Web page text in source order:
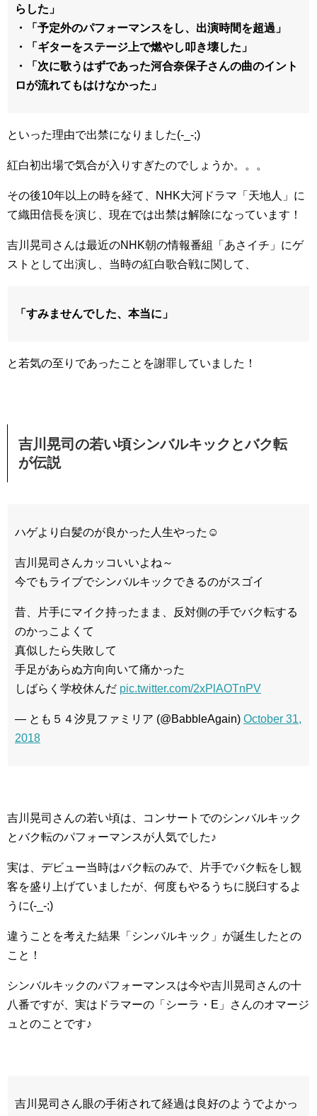
らした」
・「予定外のパフォーマンスをし、出演時間を超過」
・「ギターをステージ上で燃やし叩き壊した」
・「次に歌うはずであった河合奈保子さんの曲のイント
ロが流れてもはけなかった」
といった理由で出禁になりました(-_-;)
紅白初出場で気合が入りすぎたのでしょうか。。。
その後10年以上の時を経て、NHK大河ドラマ「天地人」に
て織田信長を演じ、現在では出禁は解除になっています！
吉川晃司さんは最近のNHK朝の情報番組「あさイチ」にゲ
ストとして出演し、当時の紅白歌合戦に関して、
「すみませんでした、本当に」
と若気の至りであったことを謝罪していました！
吉川晃司の若い頃シンバルキックとバク転
が伝説
ハゲより白髪のが良かった人生やった☺
吉川晃司さんカッコいいよね～
今でもライブでシンバルキックできるのがスゴイ
昔、片手にマイク持ったまま、反対側の手でバク転する
のかっこよくて
真似したら失敗して
手足があらぬ方向向いて痛かった
しばらく学校休んだ pic.twitter.com/2xPlAOTnPV
— とも５４汐見ファミリア (@BabbleAgain) October 31,
2018
吉川晃司さんの若い頃は、コンサートでのシンバルキック
とバク転のパフォーマンスが人気でした♪
実は、デビュー当時はバク転のみで、片手でバク転をし観
客を盛り上げていましたが、何度もやるうちに脱臼するよ
うに(-_-;)
違うことを考えた結果「シンバルキック」が誕生したとの
こと！
シンバルキックのパフォーマンスは今や吉川晃司さんの十
八番ですが、実はドラマーの「シーラ・E」さんのオマージ
ュとのことです♪
吉川晃司さん眼の手術されて経過は良好のようでよかっ